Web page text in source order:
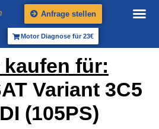
Anfrage stellen
Motor Diagnose für 23€
kaufen für:
Variant 3C5
(105PS)